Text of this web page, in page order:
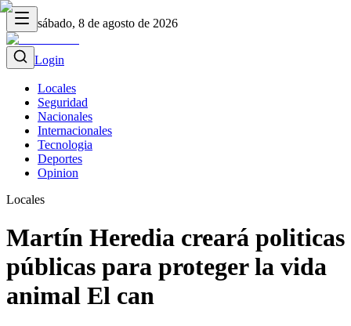
sábado, 8 de agosto de 2026
Login
Locales
Seguridad
Nacionales
Internacionales
Tecnologia
Deportes
Opinion
Locales
Martín Heredia creará politicas
públicas para proteger la vida
animal El can